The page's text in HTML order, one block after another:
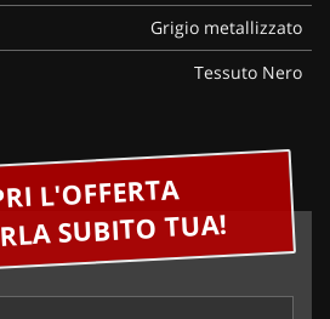
Grigio metallizzato
Tessuto Nero
L'OFFERTA
SUBITO TUA!